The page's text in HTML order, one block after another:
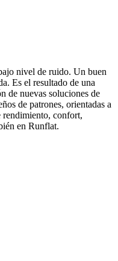
nivel de ruido. Un buen
Es el resultado de una
de nuevas soluciones de
de patrones, orientadas a
confort,
en Runflat.